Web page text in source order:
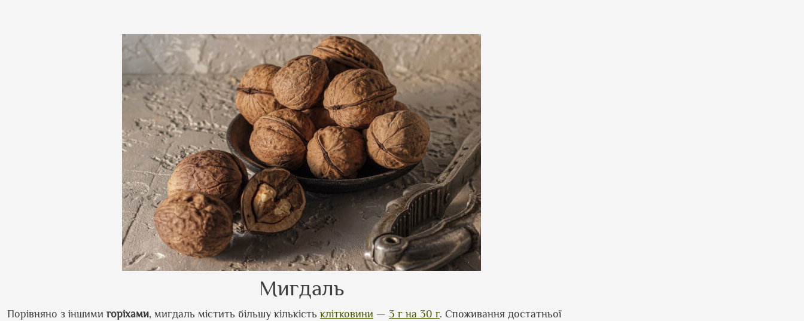
Мигдаль
Порівняно з іншими горіхами, мигдаль містить більшу кількість клітковини — 3 г на 30 г. Споживання достатньої